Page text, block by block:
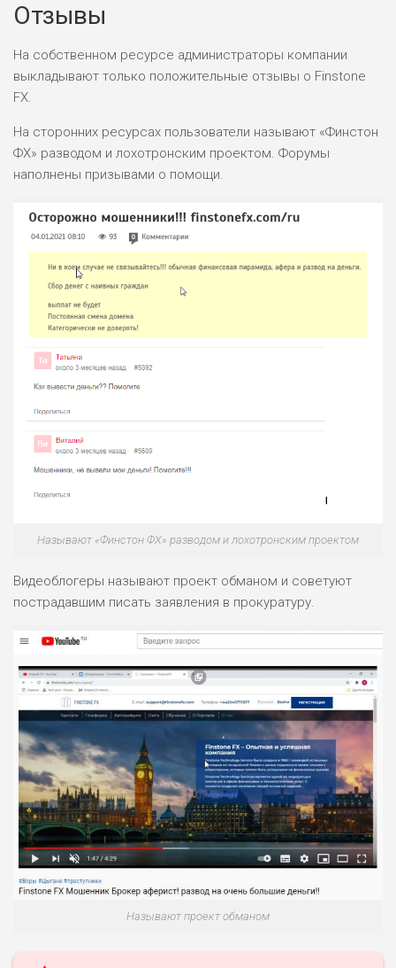
Отзывы
На собственном ресурсе администраторы компании
выкладывают только положительные отзывы о Finstone
FX.
На сторонних ресурсах пользователи называют «Финстон
ФХ» разводом и лохотронским проектом. Форумы
наполнены призывами о помощи.
Называют «Финстон ФХ» разводом и лохотронским проектом
Видеоблогеры называют проект обманом и советуют
пострадавшим писать заявления в прокуратуру.
Называют проект обманом